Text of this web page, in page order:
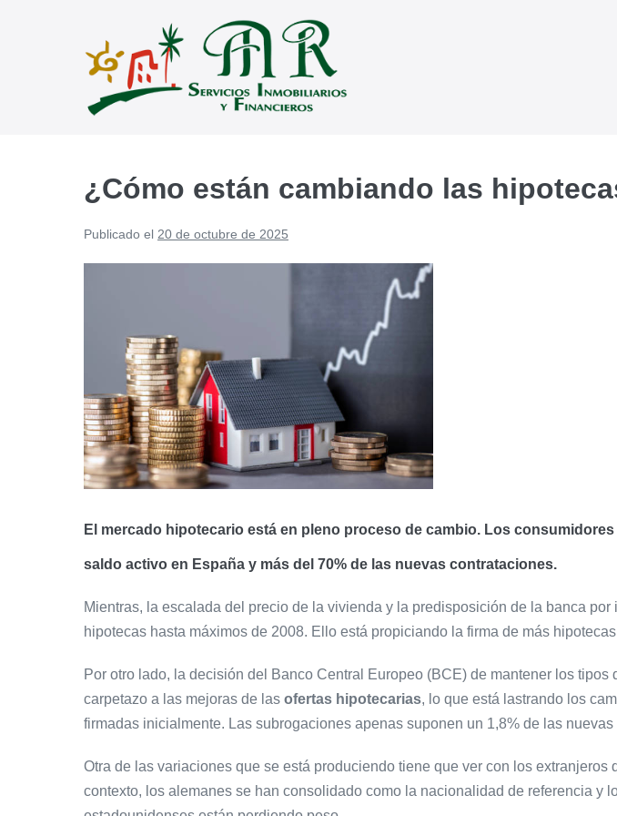
¿Cómo están cambiando las
Publicado el 20 de octubre de 2025
El mercado hipotecario está en pleno proceso de cambio. Los
saldo activo en España y más del 70% de las nuevas contrataciones.
Mientras, la escalada del precio de la vivienda y la predisposición de la banca
hipotecas hasta máximos de 2008. Ello está propiciando la firma de más
Por otro lado, la decisión del Banco Central Europeo (BCE) de mantener los
carpetazo a las mejoras de las ofertas hipotecarias, lo que está lastrando los
firmadas inicialmente. Las subrogaciones apenas suponen un 1,8% de las nuevas
Otra de las variaciones que se está produciendo tiene que ver con los
contexto, los alemanes se han consolidado como la nacionalidad de referencia y